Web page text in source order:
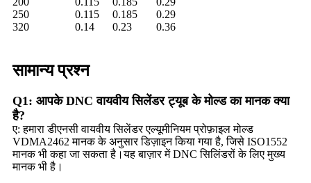
250
0.115 0.185
0.29
320
0.14 0.23 0.36
सामान्य प्रश्न
Q1: आपके DNC वायवीय सिलेंडर ट्यूब के मोल्ड का मानक क्या
है?
ए: हमारा डीएनसी वायवीय सिलेंडर एल्यूमीनियम प्रोफ़ाइल मोल्ड
VDMA2462 मानक के अनुसार डिज़ाइन किया गया है, जिसे ISO1552
मानक भी कहा जा सकता है।यह बाज़ार में DNC सिलिंडरों के लिए मुख्य
मानक भी है।